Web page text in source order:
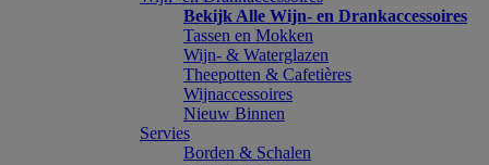
Bekijk Alle Wijn- en Drankaccessoires
Tassen en Mokken
Wijn- & Waterglazen
Theepotten & Cafetières
Wijnaccessoires
Nieuw Binnen
Servies
Borden & Schalen